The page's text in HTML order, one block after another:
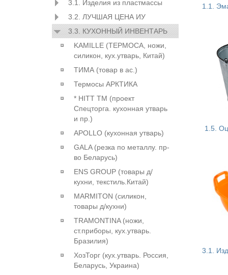
3.1. Изделия из пластмассы
3.2. ЛУЧШАЯ ЦЕНА ИУ
3.3. КУХОННЫЙ ИНВЕНТАРЬ
KAMILLE (ТЕРМОСА, ножи,
силикон, кух.утварь, Китай)
ТИМА (товар в ас.)
Термосы АРКТИКА
* HITT ТМ (проект
Спецторга. кухонная утварь
и пр.)
APOLLO (кухонная утварь)
GALA (резка по металлу. пр-
во Беларусь)
ENS GROUP (товары д/
кухни, текстиль.Китай)
MARMITON (силикон,
товары д/кухни)
TRAMONTINA (ножи,
ст.приборы, кух.утварь.
Бразилия)
ХозТорг (кух.утварь. Россия,
Беларусь, Украина)
1.1.
1.5.
3.1.